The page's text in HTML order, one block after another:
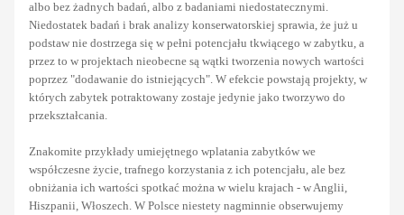
albo bez żadnych badań, albo z badaniami niedostatecznymi.
Niedostatek badań i brak analizy konserwatorskiej sprawia, że już u
podstaw nie dostrzega się w pełni potencjału tkwiącego w zabytku, a
przez to w projektach nieobecne są wątki tworzenia nowych wartości
poprzez "dodawanie do istniejących". W efekcie powstają projekty, w
których zabytek potraktowany zostaje jedynie jako tworzywo do
przekształcania.
Znakomite przykłady umiejętnego wplatania zabytków we
współczesne życie, trafnego korzystania z ich potencjału, ale bez
obniżania ich wartości spotkać można w wielu krajach - w Anglii,
Hiszpanii, Włoszech. W Polsce niestety nagminnie obserwujemy